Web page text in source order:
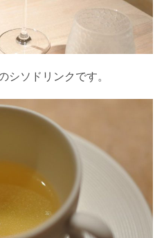
シソドリンクです。